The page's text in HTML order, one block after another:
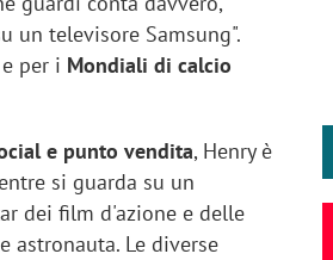
un televisore Samsung".
per i Mondiali di calcio
e punto vendita, Henry è
si guarda su un
dei film d'azione e delle
astronauta. Le diverse